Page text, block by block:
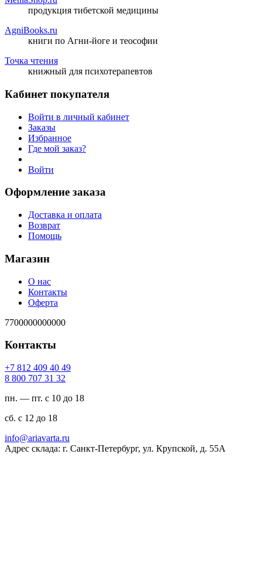
продукция тибетской медицины
AgniBooks.ru
книги по Агни-йоге и теософии
Точка чтения
книжный для психотерапевтов
Кабинет покупателя
Войти в личный кабинет
Заказы
Избранное
Где мой заказ?
Войти
Оформление заказа
Доставка и оплата
Возврат
Помощь
Магазин
О нас
Контакты
Оферта
7700000000000
Контакты
94 04 904 218 7+
23 13 707 008 8
пн. — пт. с 10 до 18
сб. с 12 до 18
ur.atravaira@ofni
Адрес склада: г. Санкт-Петербург, ул. Крупской, д. 55А